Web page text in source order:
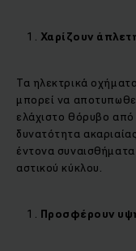
Χαρίζουν
Τα ηλεκτρικά
μπορεί να
ελάχιστο θόρυβο
δυνατότητα
έντονα
αστικού κύκλου.
Προσφέρουν